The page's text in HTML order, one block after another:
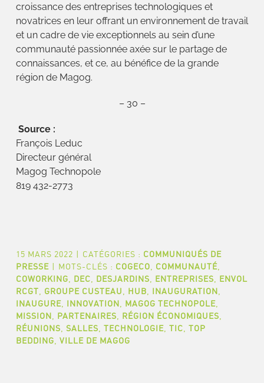
croissance des entreprises technologiques et
novatrices en leur offrant un environnement de travail
et un cadre de vie exceptionnels au sein d’une
communauté passionnée axée sur le partage de
connaissances, et ce, au bénéfice de la grande
région de Magog.
– 30 –
Source :
François Leduc
Directeur général
Magog Technopole
819 432-2773
15 MARS 2022 | CATÉGORIES : COMMUNIQUÉS DE
PRESSE | MOTS-CLÉS : COGECO COMMUNAUTÉ,
COWORKING
DEC DESJARDINS ENTREPRISES
ENVOL
RCGT
GROUPE CUSTEAU HUB INAUGURATION
INAUGURE, INNOVATION MAGOG TECHNOPOLE,
MISSION
PARTENAIRES RÉGION ÉCONOMIQUES
RÉUNIONS SALLES TECHNOLOGIE, TIC TOP
BEDDING VILLE DE MAGOG